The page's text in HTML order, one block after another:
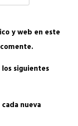
y web en este
siguientes
nueva